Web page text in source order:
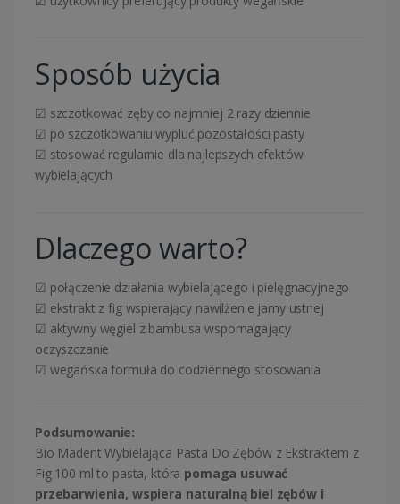
Sposób użycia
☑ szczotkować zęby co najmniej 2 razy dziennie
☑ po szczotkowaniu wypluć pozostałości pasty
☑ stosować regularnie dla najlepszych efektów
wybielających
Dlaczego warto?
☑ połączenie działania wybielającego i pielęgnacyjnego
☑ ekstrakt z fig wspierający nawilżenie jamy ustnej
☑ aktywny węgiel z bambusa wspomagający
oczyszczanie
☑ wegańska formuła do codziennego stosowania
Podsumowanie:
Bio Madent Wybielająca Pasta Do Zębów z Ekstraktem z
Fig 100 ml to pasta, która pomaga usuwać
przebarwienia, wspiera naturalną biel zębów i